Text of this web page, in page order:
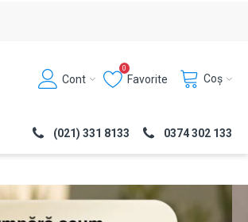
Cont
0
Favorite Coș
(021) 331 8133 0374 302 133